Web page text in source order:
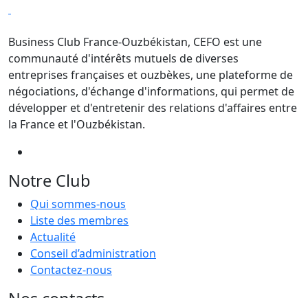
Business Club France-Ouzbékistan, CEFO est une
communauté d'intérêts mutuels de diverses
entreprises françaises et ouzbèkes, une plateforme de
négociations, d'échange d'informations, qui permet de
développer et d'entretenir des relations d'affaires entre
la France et l'Ouzbékistan.
Notre Club
Qui sommes-nous
Liste des membres
Actualité
Conseil d’administration
Contactez-nous